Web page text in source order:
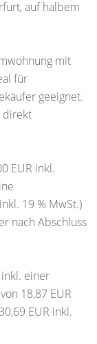
auf halbem
mit
für
geeignet.
direkt
EUR inkl.
19 % MwSt.)
nach Abschluss
einer
18,87 EUR
EUR inkl.